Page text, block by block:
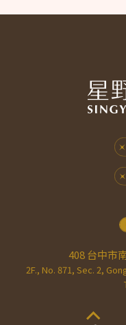
408 台中市
2F., No. 871, Sec. 2,